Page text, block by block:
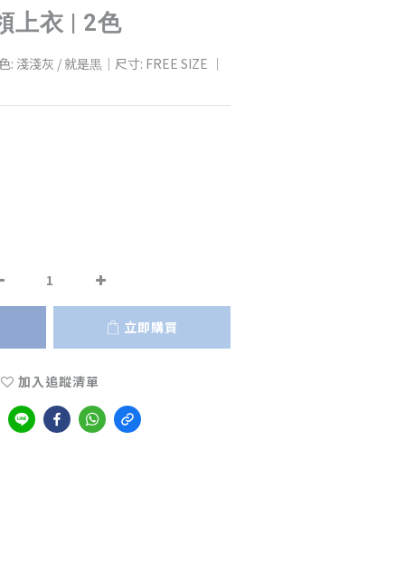
上衣 | 2色
: 淺淺灰 / 就是黒｜尺寸: FREE SIZE ｜
立即購買
加入追蹤清單